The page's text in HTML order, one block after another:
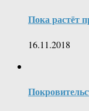
Пока растёт
16.11.2018